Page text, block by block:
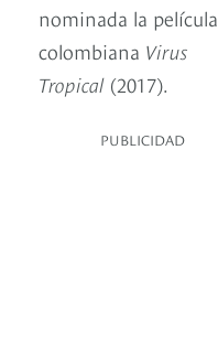
nominada la película
colombiana Virus
Tropical (2017).
PUBLICIDAD